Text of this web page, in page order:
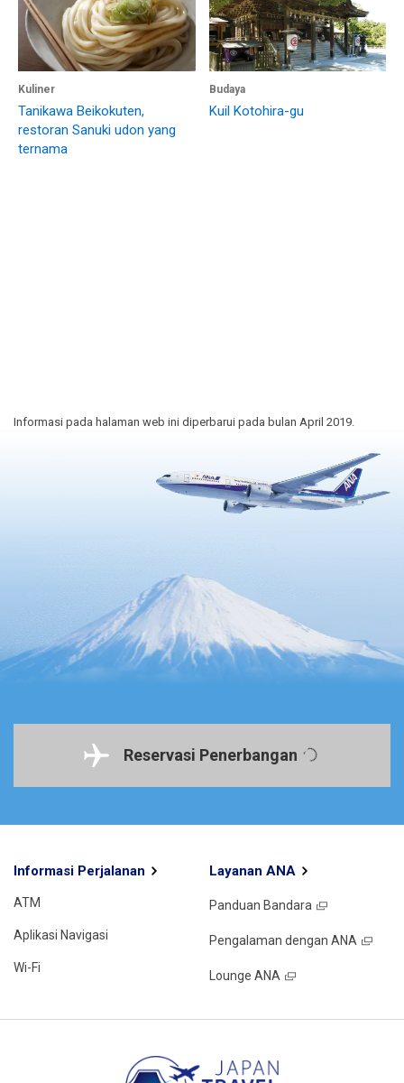
Kuliner
Tanikawa Beikokuten,
restoran Sanuki udon yang
ternama
Budaya
Kuil Kotohira-gu
Informasi pada halaman web ini diperbarui pada bulan April 2019.
Reservasi Penerbangan
Informasi Perjalanan
ATM
Aplikasi Navigasi
Wi-Fi
Layanan ANA
Panduan Bandara
Pengalaman dengan ANA
Lounge ANA